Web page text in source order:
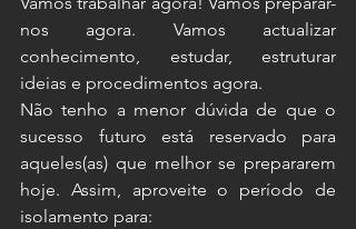
nos agora. Vamos actualizar
conhecimento, estudar, estruturar
ideias e procedimentos agora.
Não tenho a menor dúvida de que o
sucesso futuro está reservado para
aqueles(as) que melhor se prepararem
hoje. Assim, aproveite o período de
isolamento para: